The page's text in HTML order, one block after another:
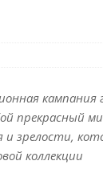
кампания
прекрасный
и зрелости,
коллекции